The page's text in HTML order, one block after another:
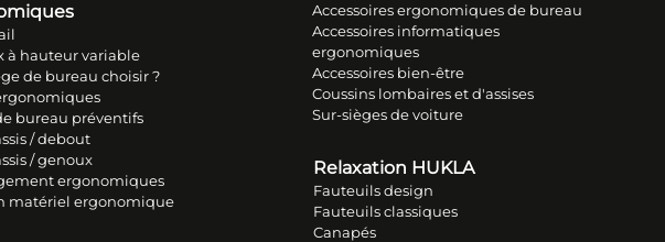
à hauteur variable
de bureau choisir ?
bureau préventifs
/ debout
/ genoux
ergonomiques
matériel ergonomique
Accessoires ergonomiques de bureau
Accessoires informatiques
ergonomiques
Accessoires bien-être
Coussins lombaires et d'assises
Sur-sièges de voiture
Relaxation HUKLA
Fauteuils design
Fauteuils classiques
Canapés